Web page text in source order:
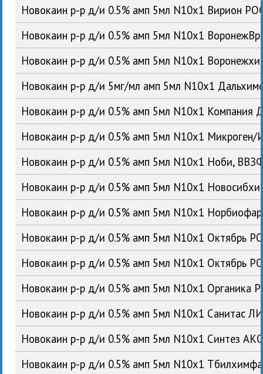
Новокаин р-р д/и 0.5% амп 5мл N10x1 Вирион
Новокаин р-р д/и 0.5% амп 5мл N10x1
Новокаин р-р д/и 0.5% амп 5мл N10x1
Новокаин р-р д/и 5мг/мл амп 5мл N10x1
Новокаин р-р д/и 0.5% амп 5мл N10x1 Компания
Новокаин р-р д/и 0.5% амп 5мл N10x1
Новокаин р-р д/и 0.5% амп 5мл N10x1 Ноби,
Новокаин р-р д/и 0.5% амп 5мл N10x1
Новокаин р-р д/и 0.5% амп 5мл N10x1
Новокаин р-р д/и 0.5% амп 5мл N10x1 Октябрь
Новокаин р-р д/и 0.5% амп 5мл N10x1 Октябрь
Новокаин р-р д/и 0.5% амп 5мл N10x1 Органика
Новокаин р-р д/и 0.5% амп 5мл N10x1 Санитас
Новокаин р-р д/и 0.5% амп 5мл N10x1 Синтез
Новокаин р-р д/и 0.5% амп 5мл N10x1